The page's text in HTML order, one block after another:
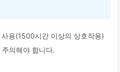
용(1500시간 이상의 상호작용)
의해야 합니다.